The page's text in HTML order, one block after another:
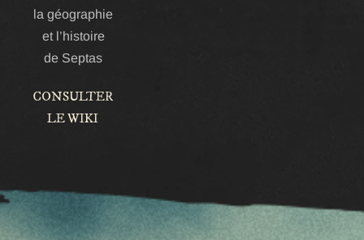
la géographie
et l’histoire
de Septas
CONSULTER
LE WIKI